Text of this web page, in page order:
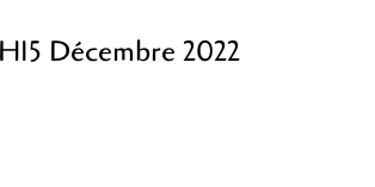
Décembre 2022